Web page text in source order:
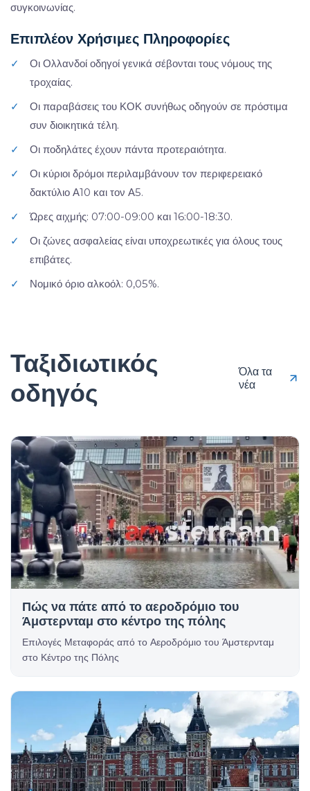
συγκοινωνίας.
Επιπλέον Χρήσιμες Πληροφορίες
✓
Οι Ολλανδοί οδηγοί γενικά σέβονται τους νόμους της
τροχαίας.
✓
Οι παραβάσεις του ΚΟΚ συνήθως οδηγούν σε πρόστιμα
συν διοικητικά τέλη.
✓
Οι ποδηλάτες έχουν πάντα προτεραιότητα.
✓
Οι κύριοι δρόμοι περιλαμβάνουν τον περιφερειακό
δακτύλιο Α10 και τον Α5.
✓
Ώρες αιχμής: 07:00-09:00 και 16:00-18:30.
✓
Οι ζώνες ασφαλείας είναι υποχρεωτικές για όλους τους
επιβάτες.
✓
Νομικό όριο αλκοόλ: 0,05%.
Ταξιδιωτικός
οδηγός
Όλα τα
νέα
Πώς να πάτε από το αεροδρόμιο του
Άμστερνταμ στο κέντρο της πόλης
Επιλογές Μεταφοράς από το Αεροδρόμιο του Άμστερνταμ
στο Κέντρο της Πόλης